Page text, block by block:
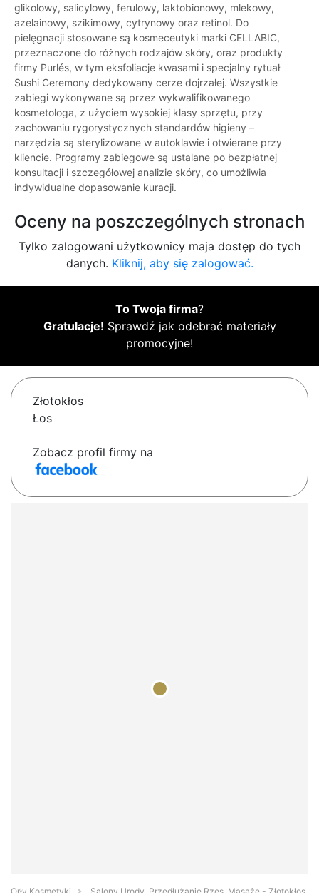
glikolowy, salicylowy, ferulowy, laktobionowy, mlekowy,
azelainowy, szikimowy, cytrynowy oraz retinol. Do
pielęgnacji stosowane są kosmeceutyki marki CELLABIC,
przeznaczone do różnych rodzajów skóry, oraz produkty
firmy Purlés, w tym eksfoliacje kwasami i specjalny rytuał
Sushi Ceremony dedykowany cerze dojrzałej. Wszystkie
zabiegi wykonywane są przez wykwalifikowanego
kosmetologa, z użyciem wysokiej klasy sprzętu, przy
zachowaniu rygorystycznych standardów higieny –
narzędzia są sterylizowane w autoklawie i otwierane przy
kliencie. Programy zabiegowe są ustalane po bezpłatnej
konsultacji i szczegółowej analizie skóry, co umożliwia
indywidualne dopasowanie kuracji.
Oceny na poszczególnych stronach
Tylko zalogowani użytkownicy maja dostęp do tych
danych. Kliknij, aby się zalogować.
To Twoja firma?
Gratulacje! Sprawdź jak odebrać materiały
promocyjne!
Złotokłos
Łos
Zobacz profil firmy na